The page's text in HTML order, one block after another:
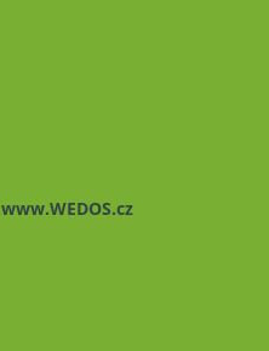
www.WEDOS.cz